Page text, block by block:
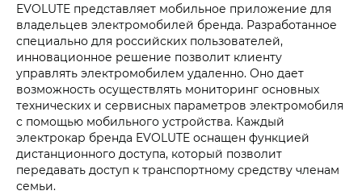
EVOLUTE представляет мобильное приложение для
владельцев электромобилей бренда. Разработанное
специально для российских пользователей,
инновационное решение позволит клиенту
управлять электромобилем удаленно. Оно дает
возможность осуществлять мониторинг основных
технических и сервисных параметров электромобиля
с помощью мобильного устройства. Каждый
электрокар бренда EVOLUTE оснащен функцией
дистанционного доступа, который позволит
передавать доступ к транспортному средству членам
семьи.